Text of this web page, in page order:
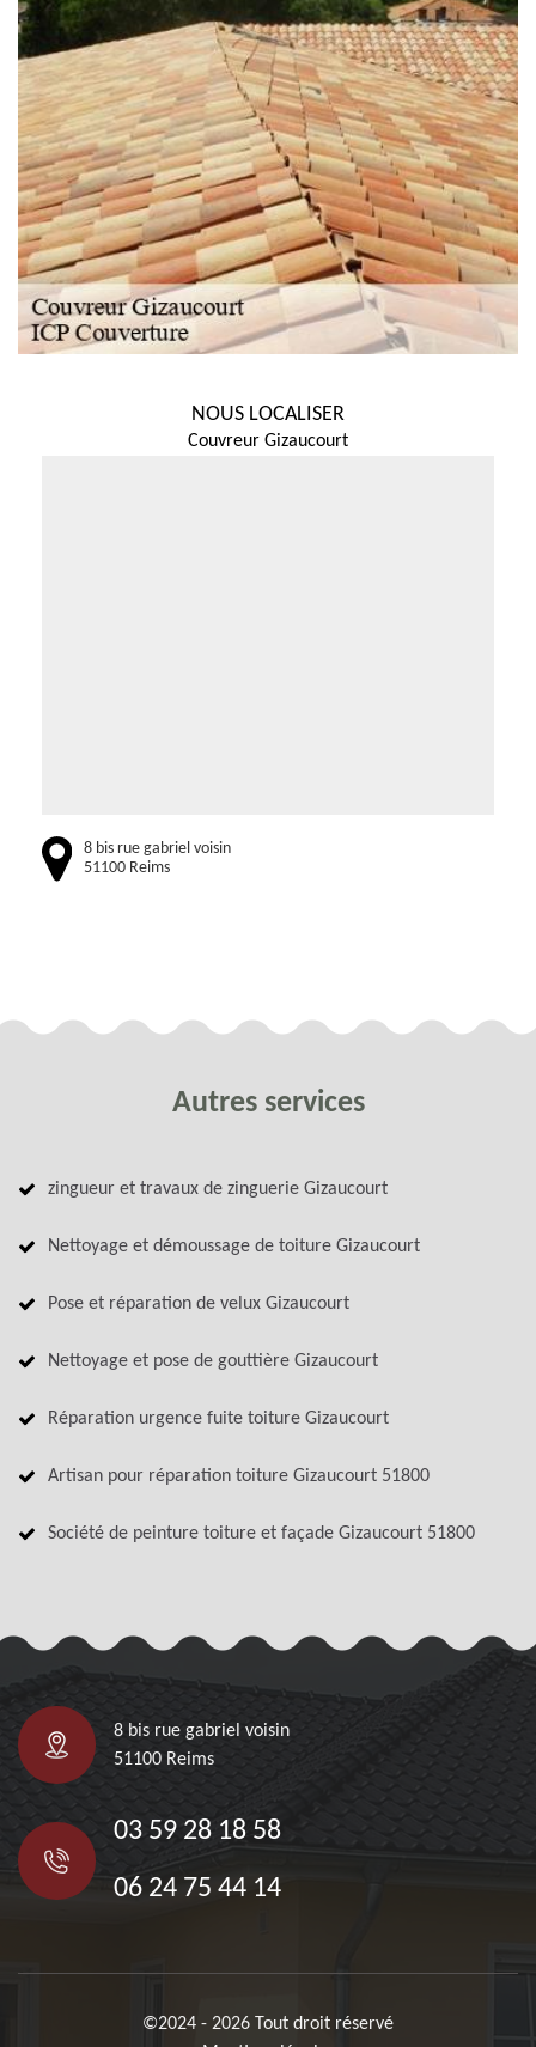
NOUS LOCALISER
Couvreur Gizaucourt
8 bis rue gabriel voisin
51100 Reims
Autres services
zingueur et travaux de zinguerie Gizaucourt
Nettoyage et démoussage de toiture Gizaucourt
Pose et réparation de velux Gizaucourt
Nettoyage et pose de gouttière Gizaucourt
Réparation urgence fuite toiture Gizaucourt
Artisan pour réparation toiture Gizaucourt 51800
Société de peinture toiture et façade Gizaucourt 51800
8 bis rue gabriel voisin
51100 Reims
03 59 28 18 58
06 24 75 44 14
©2024 - 2026 Tout droit réservé